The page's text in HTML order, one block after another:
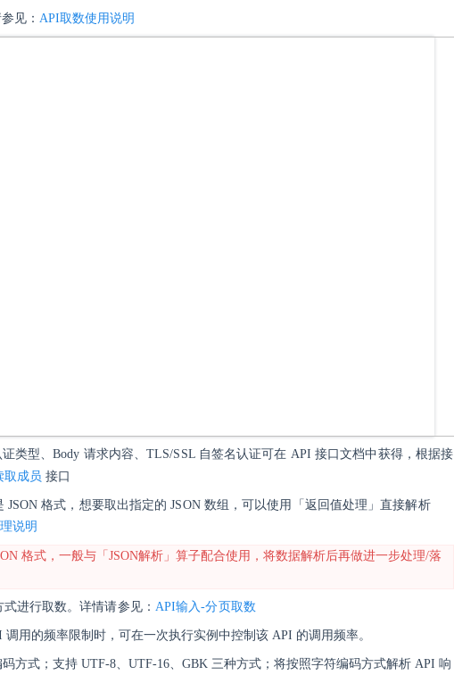
见： API取数使用说明
类型、 Body 请求内容、 TLS/SSL 自签名认证可在 API 接口文档中获得，根据接
取成员 接口
JSON 格式，想要取出指定的 JSON 数组，可以使用「返回值处理」直接解析
说明
格式，一般与「JSON解析」算子配合使用，将数据解析后再做进一步处理/落
进行取数。详情请参见： API输入-分页取数
调用的频率限制时，可在一次执行实例中控制该 API 的调用频率。
方式；支持 UTF-8、UTF-16、GBK 三种方式；将按照字符编码方式解析 API 响